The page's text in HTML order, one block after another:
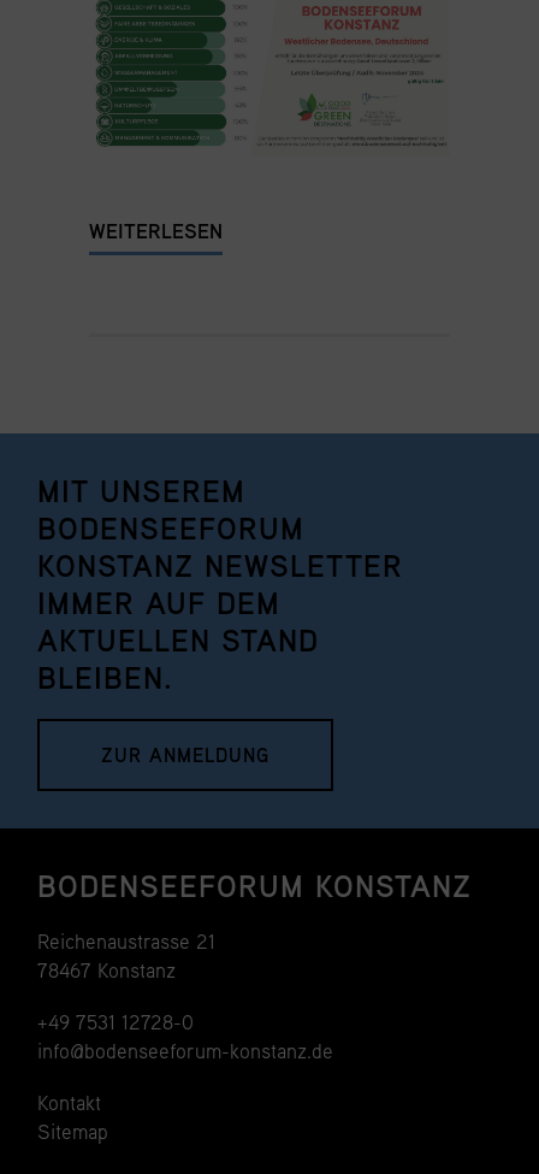
WEITERLESEN
MIT UNSEREM
BODENSEEFORUM
KONSTANZ NEWSLETTER
IMMER AUF DEM
AKTUELLEN STAND
BLEIBEN.
ZUR ANMELDUNG
BODENSEEFORUM KONSTANZ
Reichenaustrasse 21
78467 Konstanz
+49 7531 12728-0
info@bodenseeforum-konstanz.de
Kontakt
Sitemap